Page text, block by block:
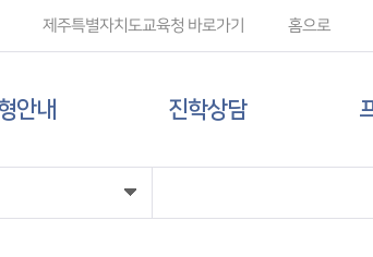
제주특별자치도교육청 바로가기 홈으로
안내 진학상담
일정